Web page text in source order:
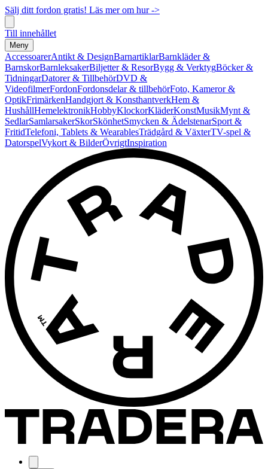
Sälj ditt fordon gratis! Läs mer om hur ->
Till innehållet
Meny
AccessoarerAntikt & DesignBarnartiklarBarnkläder &
BarnskorBarnleksakerBiljetter & ResorBygg & VerktygBöcker &
TidningarDatorer & TillbehörDVD &
VideofilmerFordonFordonsdelar & tillbehörFoto, Kameror &
OptikFrimärkenHandgjort & KonsthantverkHem &
HushållHemelektronikHobbyKlockorKläderKonstMusikMynt &
SedlarSamlarsakerSkorSkönhetSmycken & ÄdelstenarSport &
FritidTelefoni, Tablets & WearablesTrädgård & VäxterTV-spel &
DatorspelVykort & BilderÖvrigtInspiration